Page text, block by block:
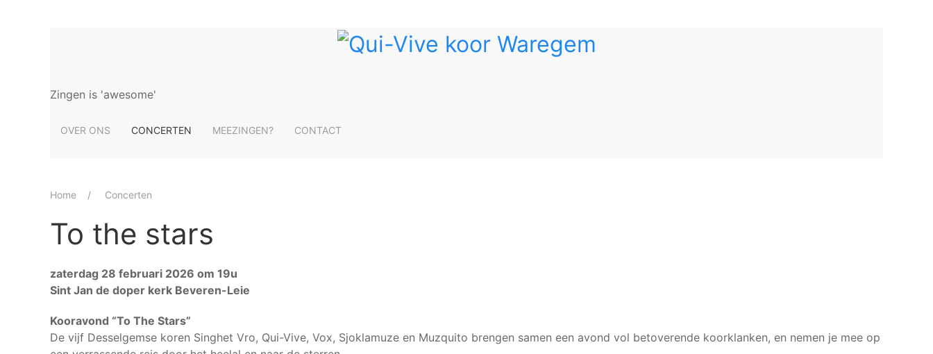
Zingen is 'awesome'
OVER ONS CONCERTEN MEEZINGEN? CONTACT
Home Concerten
To the stars
zaterdag 28 februari 2026 om 19u
Sint Jan de doper kerk Beveren-Leie
Kooravond “To The Stars”
De vijf Desselgemse koren Singhet Vro, Qui-Vive, Vox, Sjoklamuze en Muzquito brengen samen een avond vol betoverende koorklanken, en nemen je mee op